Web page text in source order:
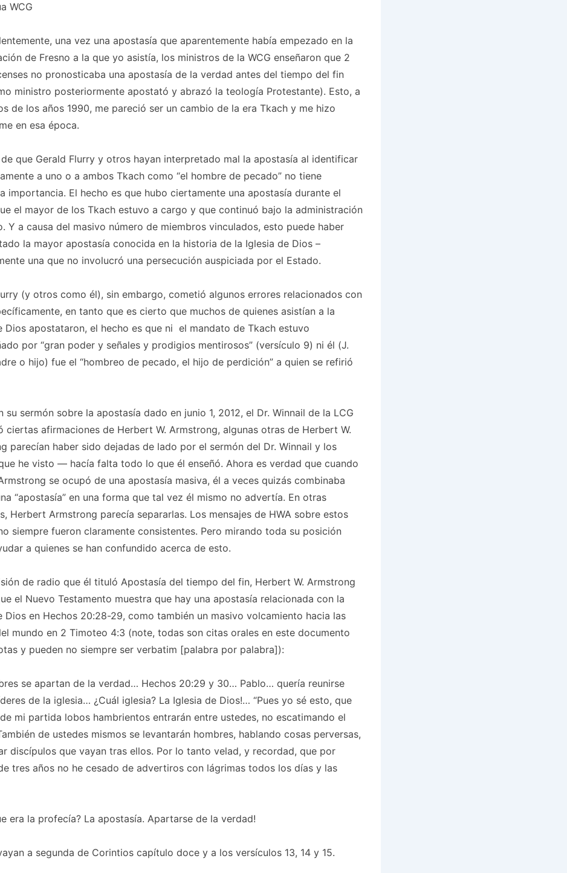
WCG
una vez una apostasía que aparentemente había empezado en la
de Fresno a la que yo asistía, los ministros de la WCG enseñaron que 2
no pronosticaba una apostasía de la verdad antes del tiempo del fin
ministro posteriormente apostató y abrazó la teología Protestante). Esto, a
de los años 1990, me pareció ser un cambio de la era Tkach y me hizo
en esa época.
que Gerald Flurry y otros hayan interpretado mal la apostasía al identificar
a uno o a ambos Tkach como “el hombre de pecado” no tiene
importancia. El hecho es que hubo ciertamente una apostasía durante el
el mayor de los Tkach estuvo a cargo y que continuó bajo la administración
Y a causa del masivo número de miembros vinculados, esto puede haber
la mayor apostasía conocida en la historia de la Iglesia de Dios –
una que no involucró una persecución auspiciada por el Estado.
(y otros como él), sin embargo, cometió algunos errores relacionados con
en tanto que es cierto que muchos de quienes asistían a la
Dios apostataron, el hecho es que ni el mandato de Tkach estuvo
por “gran poder y señales y prodigios mentirosos” (versículo 9) ni él (J.
o hijo) fue el “hombreo de pecado, el hijo de perdición” a quien se refirió
su sermón sobre la apostasía dado en junio 1, 2012, el Dr. Winnail de la LCG
ciertas afirmaciones de Herbert W. Armstrong, algunas otras de Herbert W.
parecían haber sido dejadas de lado por el sermón del Dr. Winnail y los
he visto — hacía falta todo lo que él enseñó. Ahora es verdad que cuando
se ocupó de una apostasía masiva, él a veces quizás combinaba
“apostasía” en una forma que tal vez él mismo no advertía. En otras
Herbert Armstrong parecía separarlas. Los mensajes de HWA sobre estos
siempre fueron claramente consistentes. Pero mirando toda su posición
a quienes se han confundido acerca de esto.
de radio que él tituló Apostasía del tiempo del fin, Herbert W. Armstrong
el Nuevo Testamento muestra que hay una apostasía relacionada con la
Dios en Hechos 20:28-29, como también un masivo volcamiento hacia las
mundo en 2 Timoteo 4:3 (note, todas son citas orales en este documento
y pueden no siempre ser verbatim [palabra por palabra]):
se apartan de la verdad… Hechos 20:29 y 30… Pablo… quería reunirse
de la iglesia… ¿Cuál iglesia? La Iglesia de Dios!… “Pues yo sé esto, que
mi partida lobos hambrientos entrarán entre ustedes, no escatimando el
de ustedes mismos se levantarán hombres, hablando cosas perversas,
discípulos que vayan tras ellos. Por lo tanto velad, y recordad, que por
tres años no he cesado de advertiros con lágrimas todos los días y las
era la profecía? La apostasía. Apartarse de la verdad!
a segunda de Corintios capítulo doce y a los versículos 13, 14 y 15.